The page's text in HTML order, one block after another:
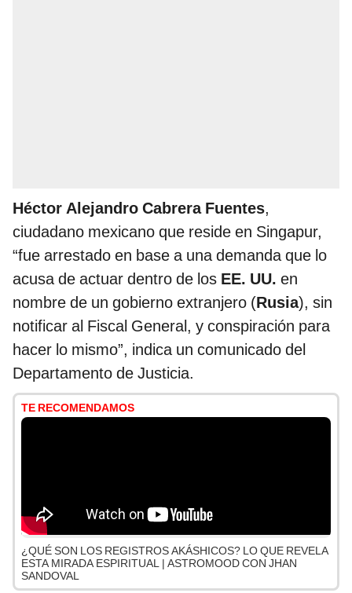
Héctor Alejandro Cabrera Fuentes,
ciudadano mexicano que reside en Singapur,
“fue arrestado en base a una demanda que lo
acusa de actuar dentro de los EE. UU. en
nombre de un gobierno extranjero (Rusia), sin
notificar al Fiscal General, y conspiración para
hacer lo mismo”, indica un comunicado del
Departamento de Justicia.
TE RECOMENDAMOS
¿QUÉ SON LOS REGISTROS AKÁSHICOS? LO QUE REVELA
ESTA MIRADA ESPIRITUAL | ASTROMOOD CON JHAN
SANDOVAL